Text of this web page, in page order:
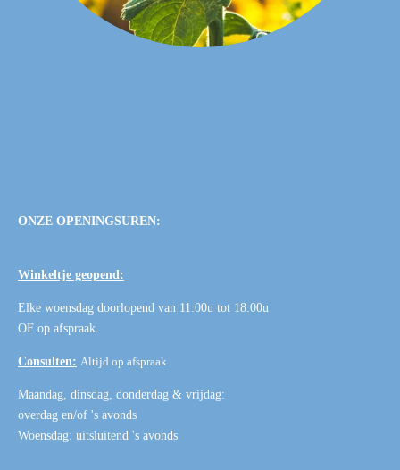
ONZE OPENINGSUREN:
Winkeltje geopend:
Elke woensdag doorlopend van 11:00u tot 18:00u
OF op afspraak.
Consulten: Altijd op afspraak
Maandag, dinsdag, donderdag & vrijdag:
overdag en/of 's avonds
Woensdag: uitsluitend 's avonds